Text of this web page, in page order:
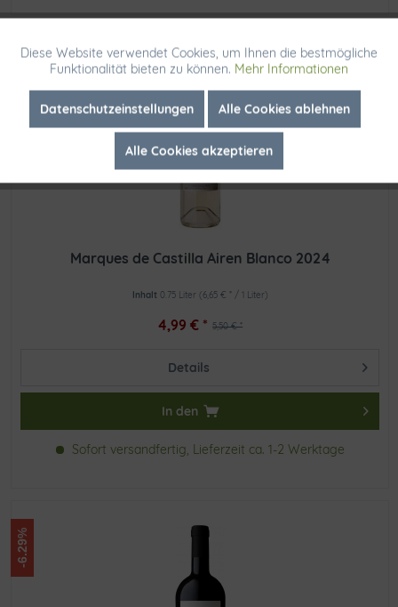
Marques de Castilla Airen Blanco 2024
Inhalt 0.75 Liter (6,65 € * / 1 Liter)
5,50 € *
4,99 € *
Details
In den
Sofort versandfertig, Lieferzeit ca. 1-2 Werktage
-6.29%
Funktionale Aktiv
Marketing Inaktiv
Diese Website verwendet Cookies, um Ihnen die bestmögliche
Funktionalität bieten zu können. Mehr Informationen
Datenschutzeinstellungen Alle Cookies ablehnen
Alle Cookies akzeptieren